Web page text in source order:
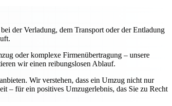
der Verladung, dem Transport oder der Entladung
oder komplexe Firmenübertragung – unsere
wir einen reibungslosen Ablauf.
Wir verstehen, dass ein Umzug nicht nur
– für ein positives Umzugerlebnis, das Sie zu Recht